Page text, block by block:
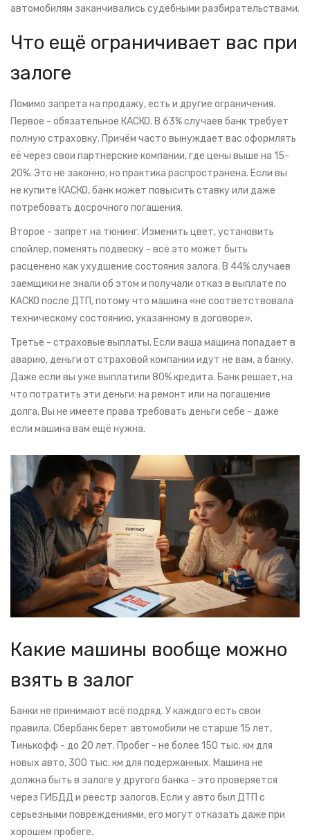
автомобилям заканчивались судебными разбирательствами.
Что ещё ограничивает вас при
залоге
Помимо запрета на продажу, есть и другие ограничения.
Первое - обязательное КАСКО. В 63% случаев банк требует
полную страховку. Причём часто вынуждает вас оформлять
её через свои партнерские компании, где цены выше на 15-
20%. Это не законно, но практика распространена. Если вы
не купите КАСКО, банк может повысить ставку или даже
потребовать досрочного погашения.
Второе - запрет на тюнинг. Изменить цвет, установить
спойлер, поменять подвеску - всё это может быть
расценено как ухудшение состояния залога. В 44% случаев
заемщики не знали об этом и получали отказ в выплате по
КАСКО после ДТП, потому что машина «не соответствовала
техническому состоянию, указанному в договоре».
Третье - страховые выплаты. Если ваша машина попадает в
аварию, деньги от страховой компании идут не вам, а банку.
Даже если вы уже выплатили 80% кредита. Банк решает, на
что потратить эти деньги: на ремонт или на погашение
долга. Вы не имеете права требовать деньги себе - даже
если машина вам ещё нужна.
Какие машины вообще можно
взять в залог
Банки не принимают всё подряд. У каждого есть свои
правила. Сбербанк берет автомобили не старше 15 лет,
Тинькофф - до 20 лет. Пробег - не более 150 тыс. км для
новых авто, 300 тыс. км для подержанных. Машина не
должна быть в залоге у другого банка - это проверяется
через ГИБДД и реестр залогов. Если у авто был ДТП с
серьезными повреждениями, его могут отказать даже при
хорошем пробеге.